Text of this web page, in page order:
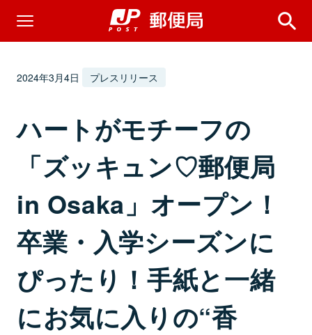
2024年3月4日 プレスリリース
ハートがモチーフの
「ズッキュン♡郵便局
in Osaka」オープン！
卒業・入学シーズンに
ぴったり！手紙と一緒
にお気に入りの“香